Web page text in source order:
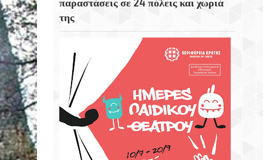
Η Στοκχόλμη Η Πρωτεύουσα Της
Σουηδίας
Εορτή Της Μεταμορφώσεως Του Σωτήρος
Στο Χωριό Απίδια Σητείας - Του Γεωργίου
Αυγουστινάκη
Το Εκκλησάκι Του Τιμίου Σταυρού Στο
Στρούμπουλα
παραστάσεις σε 24 πόλεις και χωριά
της